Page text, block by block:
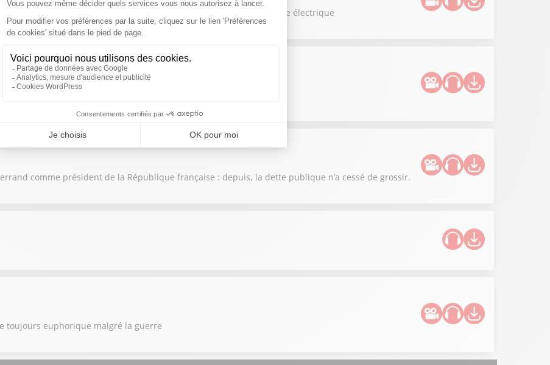
se penche sur le cas de Ferrari qui suscite la polémique avec la Luce électrique
atteignent de nouveaux records !
comme président de la République française : depuis, la dette publique n’a cessé de grossir.
toujours euphorique malgré la guerre